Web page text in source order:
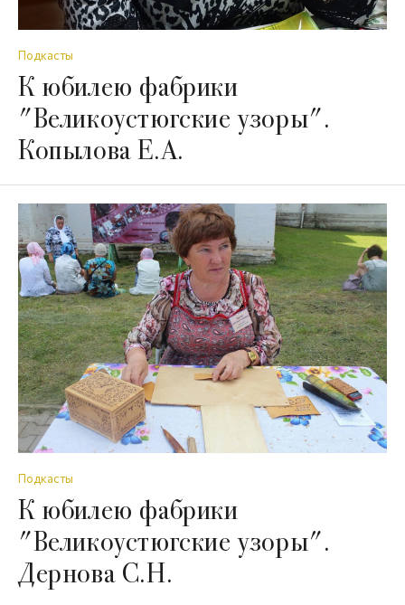
Подкасты
К юбилею фабрики
"Великоустюгские узоры".
Копылова Е.А.
Подкасты
К юбилею фабрики
"Великоустюгские узоры".
Дернова С.Н.